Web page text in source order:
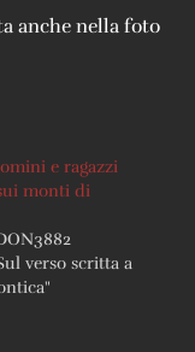
anche nella foto
e ragazzi
monti di
verso scritta a